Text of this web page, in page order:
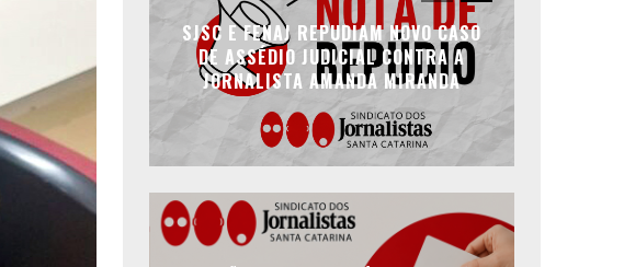
SJSC E FENAJ REPUDIAM NOVO CASO
DE ASSÉDIO JUDICIAL CONTRA A
JORNALISTA AMANDA MIRANDA